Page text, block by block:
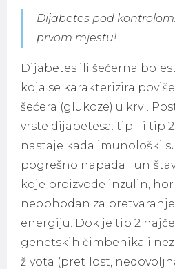
Dijabetes pod
prvom mjestu!
Dijabetes ili šećerna
koja se karakterizira
šećera (glukoze) u krvi.
vrste dijabetesa: tip 1 i tip
nastaje kada imunološki
pogrešno napada i
koje proizvode inzulin,
neophodan za
energiju. Dok je tip 2
genetskih čimbenika i
života (pretilost,